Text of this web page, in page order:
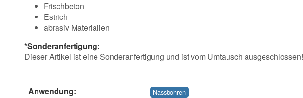
Frischbeton
Estrich
abrasiv Materialien
*Sonderanfertigung:
Dieser Artikel ist eine Sonderanfertigung und ist vom Umtausch ausgeschlossen!
Anwendung: Nassbohren